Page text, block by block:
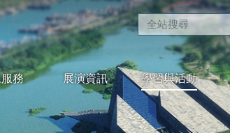
務 展演資訊 學習與活動